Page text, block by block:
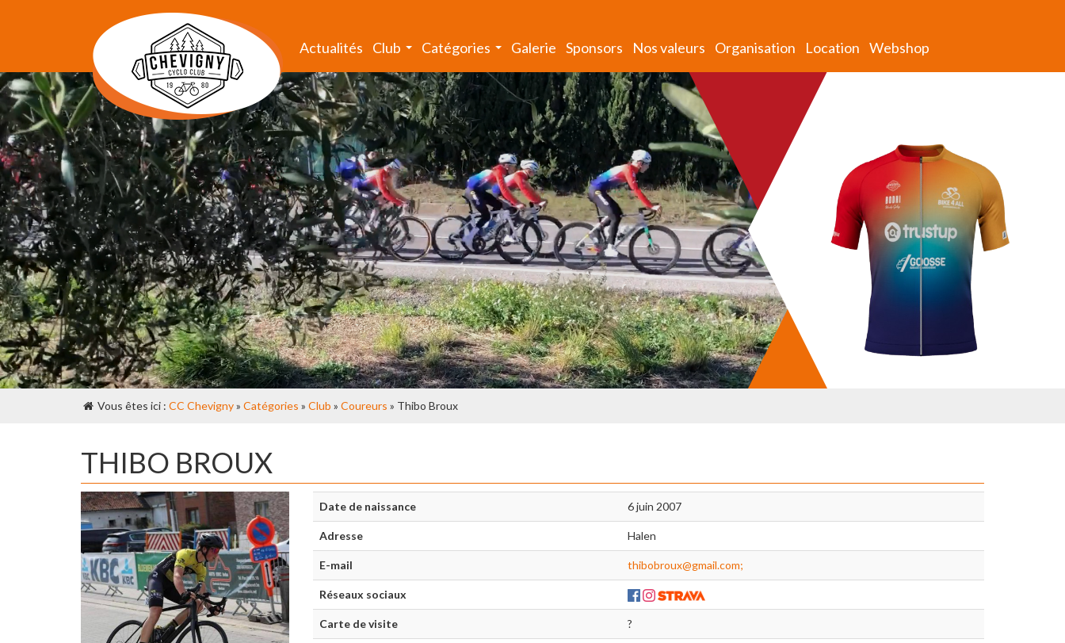
Actualités Club Catégories Galerie Sponsors Nos valeurs Organisation Location Webshop
Vous êtes ici : CC Chevigny» Catégories » Club » Coureurs » Thibo Broux
THIBO BROUX
Date de naissance 6 juin 2007
Adresse Halen
E-mail thibobroux@gmail.com;
Réseaux sociaux
Carte de visite ?